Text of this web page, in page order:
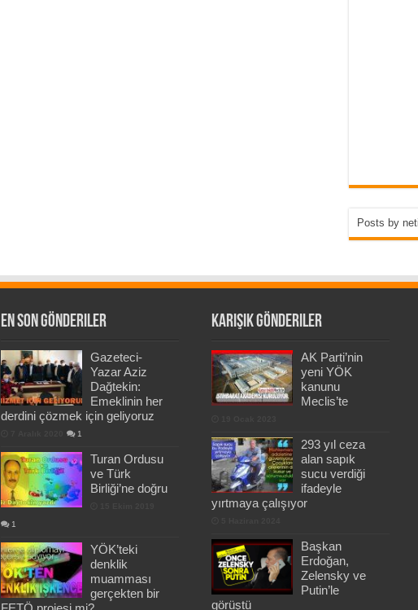
Posts by
En Son Gönderiler
Gazeteci-
Yazar Aziz
Dağtekin:
Emeklinin her
derdini çözmek için geliyoruz
1
Turan Ordusu
ve Türk
Birliği’ne doğru
1
YÖK’teki
denklik
muamması
gerçekten bir
Karışık Gönderiler
AK Parti’nin
yeni YÖK
kanunu
Meclis’te
293 yıl ceza
alan sapık
sucu verdiği
ifadeyle
yırtmaya çalışıyor
Başkan
Erdoğan,
Zelensky ve
Putin’le
görüştü